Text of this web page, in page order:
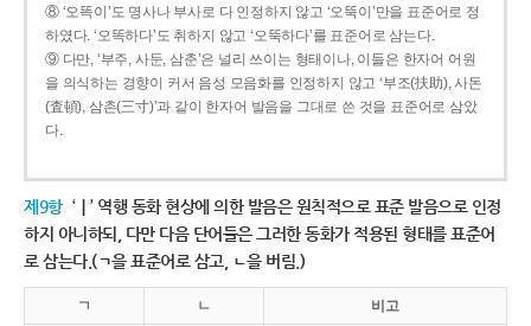
⑧ ‘오똑이’도 명사나 부사로 다 인정하지 않고 ‘오뚝이’만을 표준어로 정
하였다. ‘오똑하다’도 취하지 않고 ‘오뚝하다’를 표준어로 삼는다.
⑨ 다만, ‘부주, 사둔, 삼춘’은 널리 쓰이는 형태이나, 이들은 한자어 어원
을 의식하는 경향이 커서 음성 모음화를 인정하지 않고 ‘부조(扶助), 사돈
(査頓), 삼촌(三寸)’과 같이 한자어 발음을 그대로 쓴 것을 표준어로 삼았
다.
제9항 ‘ㅣ’ 역행 동화 현상에 의한 발음은 원칙적으로 표준 발음으로 인정
하지 아니하되, 다만 다음 단어들은 그러한 동화가 적용된 형태를 표준어
로 삼는다.(ㄱ을 표준어로 삼고, ㄴ을 버림.)
ㄱ ㄴ 비고